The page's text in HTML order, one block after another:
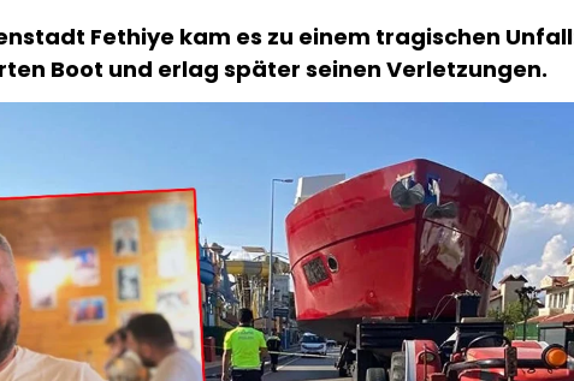
Fethiye kam es zu einem tragischen
Boot und erlag später seinen Verletzungen.